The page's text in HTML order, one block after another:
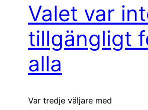
Valet var
tillgängligt
alla
Var tredje väljare med